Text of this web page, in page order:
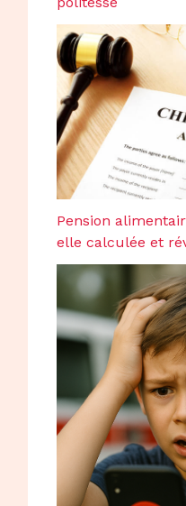
Pension
elle calculée et